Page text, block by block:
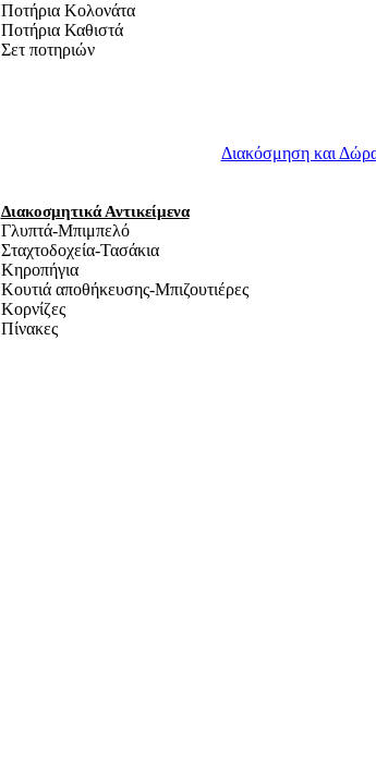
Ποτήρια Κολονάτα
Ποτήρια Καθιστά
Σετ ποτηριών
Διακόσμηση και
Διακοσμητικά Αντικείμενα
Γλυπτά-Μπιμπελό
Σταχτοδοχεία-Τασάκια
Κηροπήγια
Κουτιά αποθήκευσης-Μπιζουτιέρες
Κορνίζες
Πίνακες